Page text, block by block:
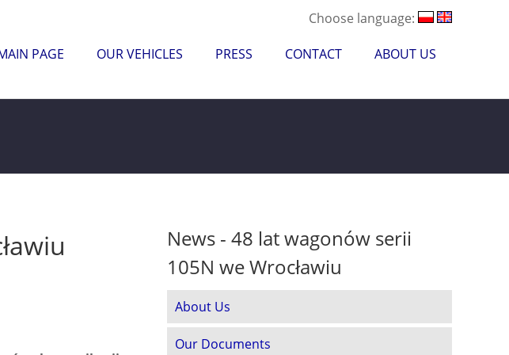
Choose language:
PAGE OUR VEHICLES PRESS CONTACT ABOUT US
News - 48 lat wagonów serii
105N we Wrocławiu
About Us
Our Documents